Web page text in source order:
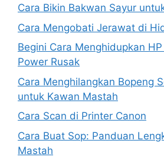
Cara Bikin Bakwan Sayur
Cara Mengobati Jerawat di
Begini Cara Menghidupkan
Power Rusak
Cara Menghilangkan Bopeng
untuk Kawan Mastah
Cara Scan di Printer Canon
Cara Buat Sop: Panduan
Mastah